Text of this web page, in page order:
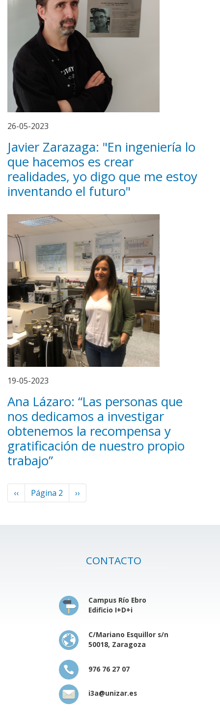
26-05-2023
Javier Zarazaga: "En ingeniería lo
que hacemos es crear
realidades, yo digo que me estoy
inventando el futuro"
19-05-2023
Ana Lázaro: “Las personas que
nos dedicamos a investigar
obtenemos la recompensa y
gratificación de nuestro propio
trabajo”
Paginación
Página
anterior
‹‹ Página 2
Siguiente
página
››
CONTACTO
Campus Río Ebro
Edificio I+D+i
C/Mariano Esquillor s/n
50018, Zaragoza
976 76 27 07
i3a@unizar.es